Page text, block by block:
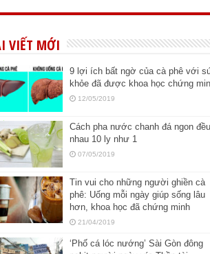
VIẾT MỚI
9 lợi ích bất ngờ của cà phê với
khỏe đã được khoa học chứng
12/05/2019
Cách pha nước chanh đá ngon đều
nhau 10 ly như 1
07/05/2019
Tin vui cho những người ghiền cà
phê: Uống mỗi ngày giúp sống lâu
hơn, khoa học đã chứng minh
21/04/2019
‘Phố cá lóc nướng’ Sài Gòn đông